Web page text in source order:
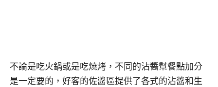
不論是吃火鍋或是吃燒烤，不同的沾醬幫餐點加分
是一定要的，好客的佐醬區提供了各式的沾醬和生